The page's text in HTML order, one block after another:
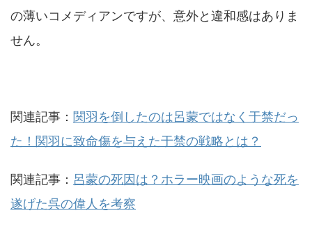
の薄いコメディアンですが、意外と違和感はありま
せん。
関連記事： 関羽を倒したのは呂蒙ではなく于禁だっ
た！関羽に致命傷を与えた于禁の戦略とは？
関連記事： 呂蒙の死因は？ホラー映画のような死を
遂げた呉の偉人を考察